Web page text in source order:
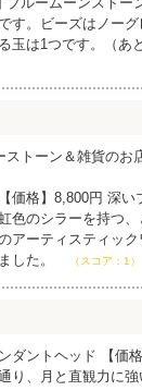
す。ビーズはノー
玉は1つです。（あ
トーン＆雑貨のお
価格】8,800円 深い
色のシラーを持つ
アーティスティッ
した。
（スコア：1）
ダントヘッド 【価
り、月と直観力に